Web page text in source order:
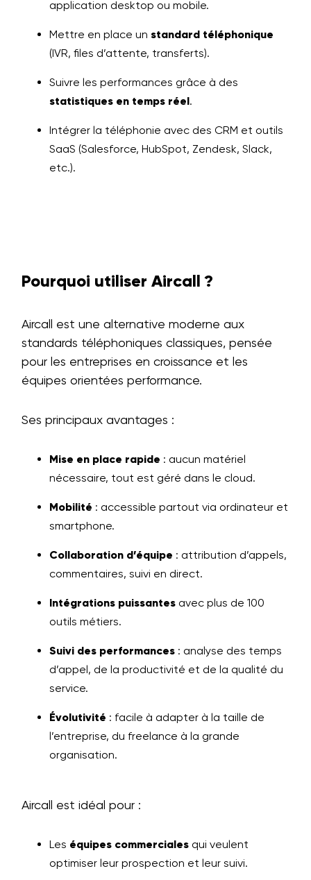
application desktop ou mobile.
Mettre en place un standard téléphonique
(IVR, files d’attente, transferts).
Suivre les performances grâce à des
statistiques en temps réel.
Intégrer la téléphonie avec des CRM et outils
SaaS (Salesforce, HubSpot, Zendesk, Slack,
etc.).
Pourquoi utiliser Aircall ?
Aircall est une alternative moderne aux
standards téléphoniques classiques, pensée
pour les entreprises en croissance et les
équipes orientées performance.
Ses principaux avantages :
Mise en place rapide : aucun matériel
nécessaire, tout est géré dans le cloud.
Mobilité : accessible partout via ordinateur et
smartphone.
Collaboration d’équipe : attribution d’appels,
commentaires, suivi en direct.
Intégrations puissantes avec plus de 100
outils métiers.
Suivi des performances : analyse des temps
d’appel, de la productivité et de la qualité du
service.
Évolutivité : facile à adapter à la taille de
l’entreprise, du freelance à la grande
organisation.
Aircall est idéal pour :
Les équipes commerciales qui veulent
optimiser leur prospection et leur suivi.